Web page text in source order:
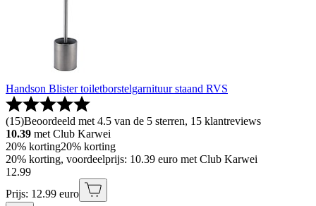
Handson Blister toiletborstelgarnituur staand RVS
(15)Beoordeeld met 4.5 van de 5 sterren, 15 klantreviews
10.39 met Club Karwei
20% korting20% korting
20% korting, voordeelprijs: 10.39 euro met Club Karwei
12.99
Prijs: 12.99 euro